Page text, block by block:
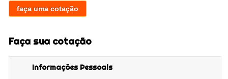
faça uma cotação
Faça sua cotação
Informações Pessoais